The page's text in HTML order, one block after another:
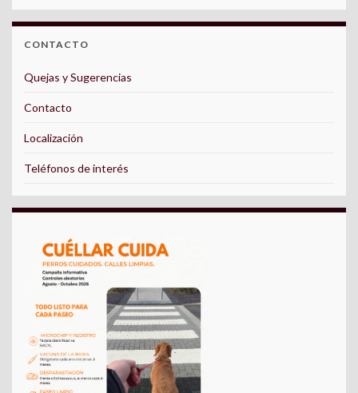
CONTACTO
Quejas y Sugerencias
Contacto
Localización
Teléfonos de interés